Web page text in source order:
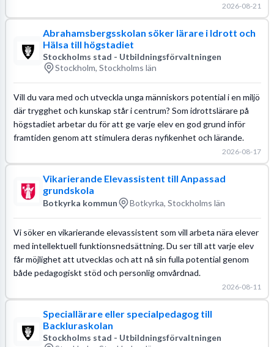
2026-08-21
Abrahamsbergsskolan söker lärare i Idrott och
Hälsa till högstadiet
Stockholms stad - Utbildningsförvaltningen
Stockholm, Stockholms län
Vill du vara med och utveckla unga människors potential i en miljö
där trygghet och kunskap står i centrum? Som idrottslärare på
högstadiet arbetar du för att ge varje elev en god grund inför
framtiden genom att stimulera deras nyfikenhet och lärande.
2026-08-17
Vikarierande Elevassistent till Anpassad
grundskola
Botkyrka kommun Botkyrka, Stockholms län
Vi söker en vikarierande elevassistent som vill arbeta nära elever
med intellektuell funktionsnedsättning. Du ser till att varje elev
får möjlighet att utvecklas och att nå sin fulla potential genom
både pedagogiskt stöd och personlig omvårdnad.
2026-08-11
Speciallärare eller specialpedagog till
Backluraskolan
Stockholms stad - Utbildningsförvaltningen